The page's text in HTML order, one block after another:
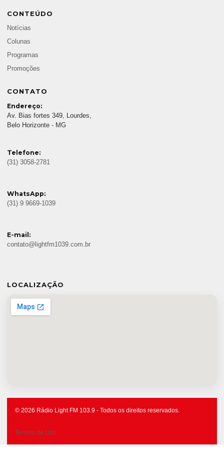
CONTEÚDO
Notícias
Colunas
Programas
Promoções
CONTATO
Endereço:
Av. Bias fortes 349, Lourdes,
Belo Horizonte - MG
Telefone:
(31) 3058-2781
WhatsApp:
(31) 9 9669-1039
E-mail:
contato@lightfm1039.com.br
LOCALIZAÇÃO
© 2026 Rádio Light FM 103.9 - Todos os direitos reservados.
Termos de Uso